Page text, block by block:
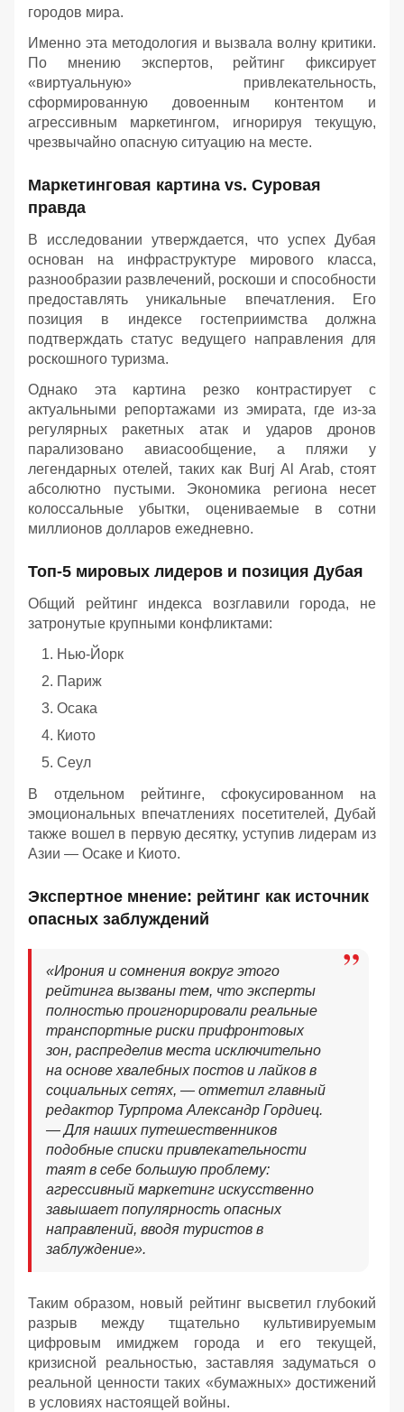
городов мира.
Именно эта методология и вызвала волну критики.
По мнению экспертов, рейтинг фиксирует
«виртуальную» привлекательность,
сформированную довоенным контентом и
агрессивным маркетингом, игнорируя текущую,
чрезвычайно опасную ситуацию на месте.
Маркетинговая картина vs. Суровая
правда
В исследовании утверждается, что успех Дубая
основан на инфраструктуре мирового класса,
разнообразии развлечений, роскоши и способности
предоставлять уникальные впечатления. Его
позиция в индексе гостеприимства должна
подтверждать статус ведущего направления для
роскошного туризма.
Однако эта картина резко контрастирует с
актуальными репортажами из эмирата, где из-за
регулярных ракетных атак и ударов дронов
парализовано авиасообщение, а пляжи у
легендарных отелей, таких как Burj Al Arab, стоят
абсолютно пустыми. Экономика региона несет
колоссальные убытки, оцениваемые в сотни
миллионов долларов ежедневно.
Топ-5 мировых лидеров и позиция Дубая
Общий рейтинг индекса возглавили города, не
затронутые крупными конфликтами:
Нью-Йорк
Париж
Осака
Киото
Сеул
В отдельном рейтинге, сфокусированном на
эмоциональных впечатлениях посетителей, Дубай
также вошел в первую десятку, уступив лидерам из
Азии — Осаке и Киото.
Экспертное мнение: рейтинг как источник
опасных заблуждений
«Ирония и сомнения вокруг этого
рейтинга вызваны тем, что эксперты
полностью проигнорировали реальные
транспортные риски прифронтовых
зон, распределив места исключительно
на основе хвалебных постов и лайков в
социальных сетях, — отметил главный
редактор Турпрома Александр Гордиец.
— Для наших путешественников
подобные списки привлекательности
таят в себе большую проблему:
агрессивный маркетинг искусственно
завышает популярность опасных
направлений, вводя туристов в
заблуждение».
Таким образом, новый рейтинг высветил глубокий
разрыв между тщательно культивируемым
цифровым имиджем города и его текущей,
кризисной реальностью, заставляя задуматься о
реальной ценности таких «бумажных» достижений
в условиях настоящей войны.